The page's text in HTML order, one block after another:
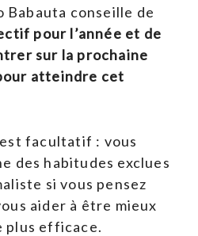
Babauta conseille de
pour l’année et de
sur la prochaine
atteindre cet
facultatif : vous
des habitudes exclues
si vous pensez
aider à être mieux
plus efficace.